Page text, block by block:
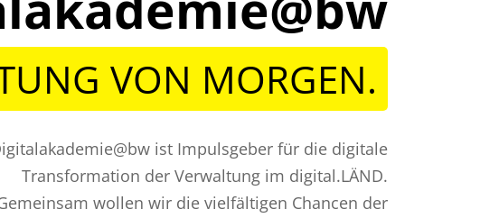
VON MORGEN.
ist Impulsgeber für die digitale
Transformation der Verwaltung im digital.LÄND.
wollen wir die vielfältigen Chancen der